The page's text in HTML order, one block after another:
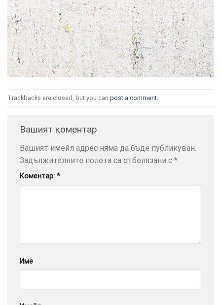
Trackbacks are closed, but you can post a comment
Вашият коментар
Вашият имейл адрес няма да бъде публикуван.
Задължителните полета са отбелязани с *
Коментар: *
Име
× ТОЗИ
САЙТ
ИЗПОЛЗВА
ПОВЕЧЕ
ДА
НАМЕРИТЕ
ТУК.
УСЛУГИ ОПЦИИ